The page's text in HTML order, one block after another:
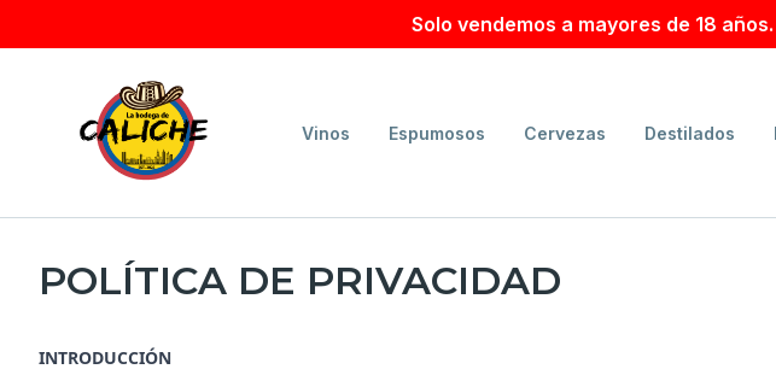
Solo vendemos a mayores de 18
Vinos Espumosos Cervezas Destilados
POLÍTICA DE PRIVACIDAD
INTRODUCCIÓN